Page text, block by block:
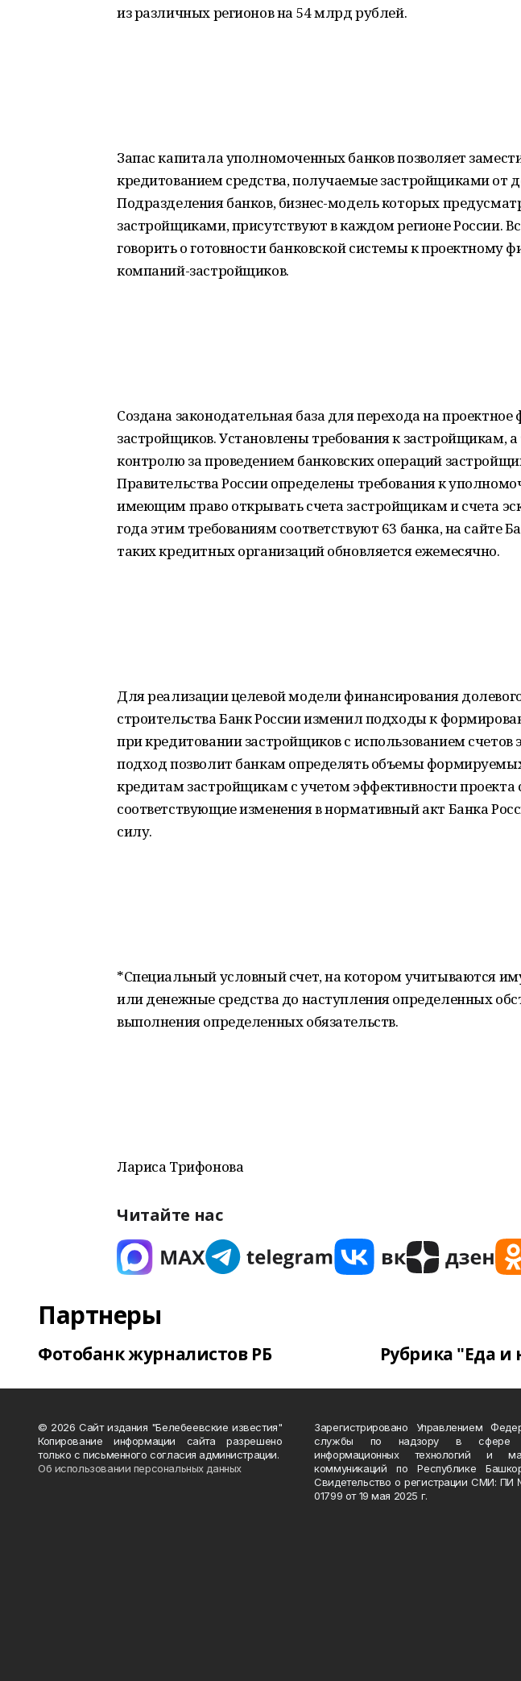
из различных регионов на 54 млрд рублей.
Запас капитала уполномоченных банков позволяет
кредитованием средства, получаемые застройщиками от
Подразделения банков, бизнес-модель которых
застройщиками, присутствуют в каждом регионе России.
говорить о готовности банковской системы к проектному
компаний-застройщиков.
Создана законодательная база для перехода на
застройщиков. Установлены требования к застройщикам,
контролю за проведением банковских операций
Правительства России определены требования к
имеющим право открывать счета застройщикам и счета
года этим требованиям соответствуют 63 банка, на сайте
таких кредитных организаций обновляется ежемесячно.
Для реализации целевой модели финансирования
строительства Банк России изменил подходы к
при кредитовании застройщиков с использованием счетов
подход позволит банкам определять объемы формируемых
кредитам застройщикам с учетом эффективности проекта
соответствующие изменения в нормативный акт Банка
силу.
*Специальный условный счет, на котором учитываются
или денежные средства до наступления определенных
выполнения определенных обязательств.
Лариса Трифонова
Читайте нас
Партнеры
Фотобанк журналистов РБ Рубрика "Еда и
© 2026 Сайт издания "Белебеевские известия"
Копирование информации сайта разрешено
только с письменного согласия администрации.
Об использовании персональных данных
Зарегистрировано Управлением
службы по надзору в сфере
информационных технологий и
коммуникаций по Республике
Свидетельство о регистрации СМИ:
01799 от 19 мая 2025 г.